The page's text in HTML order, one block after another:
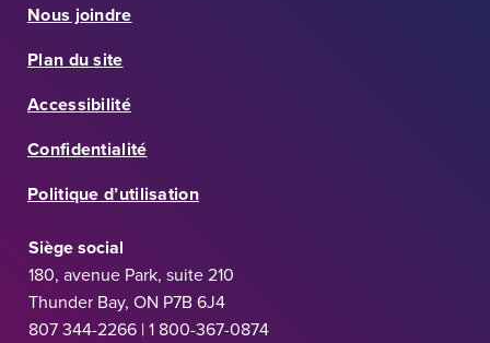
Nous joindre
Plan du site
Accessibilité
Confidentialité
Politique d’utilisation
Siège social
180, avenue Park, suite 210
Thunder Bay, ON P7B 6J4
807 344-2266 | 1 800-367-0874